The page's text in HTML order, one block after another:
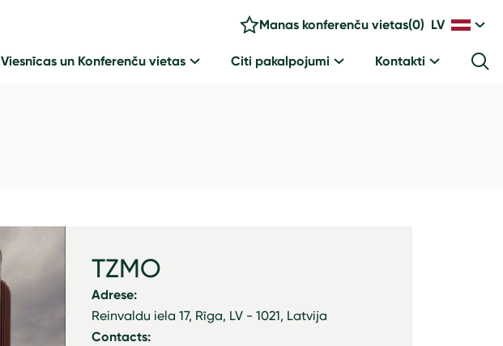
Manas konferenču vietas(0) LV
Viesnīcas un Konferenču vietas Citi pakalpojumi Kontakti
TZMO
Adrese:
Reinvaldu iela 17, Rīga, LV - 1021, Latvija
Contacts: